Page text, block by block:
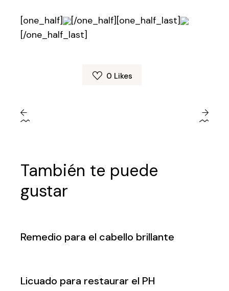
[one_half]
[/one_half][one_half_last]
[/one_half_last]
0 Likes
También te puede
gustar
Remedio para el cabello brillante
Licuado para restaurar el PH